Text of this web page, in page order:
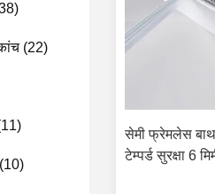
(22)
(10)
सेमी फ्रेमलेस
टेम्पर्ड सुरक्षा 6